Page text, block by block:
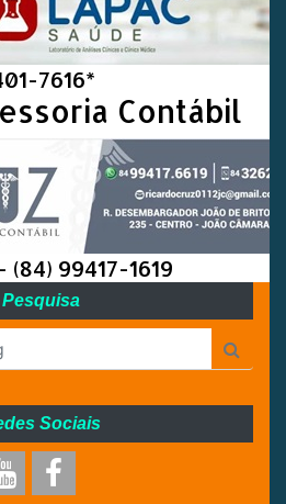
7616*
Contábil
99417-1619
Pesquisa
Sociais